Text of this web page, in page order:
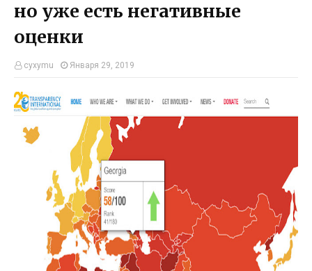
но уже есть негативные
оценки
cyxymu Января 29, 2019